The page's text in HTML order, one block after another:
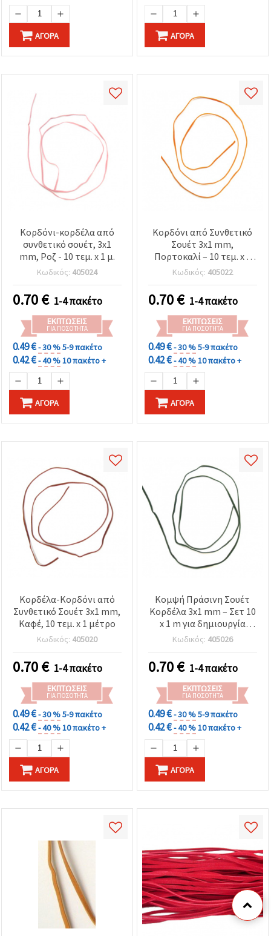
ΑΓΟΡΆ ΑΓΟΡΆ
Κορδόνι-κορδέλα από
συνθετικό σουέτ, 3x1
mm, Ροζ - 10 τεμ. x 1 μ.
Κωδικός: 405024
0.70€ 1-4 πακέτο
ΕΚΠΤΏΣΕΙΣ
ΓΙΑ ΠΟΣΌΤΗΤΑ
0.49 €- 30 %5-9 πακέτο
0.42 €- 40 %10 πακέτο +
ΑΓΟΡΆ
Κορδόνι από Συνθετικό
Σουέτ 3x1 mm,
Πορτοκαλί – 10 τεμ. x 1
μέτρο
Κωδικός: 405022
0.70€ 1-4 πακέτο
ΕΚΠΤΏΣΕΙΣ
ΓΙΑ ΠΟΣΌΤΗΤΑ
0.49 €- 30 %5-9 πακέτο
0.42 €- 40 %10 πακέτο +
ΑΓΟΡΆ
Κορδέλα-Κορδόνι από
Συνθετικό Σουέτ 3x1 mm,
Καφέ, 10 τεμ. x 1 μέτρο
Κωδικός: 405020
0.70€ 1-4 πακέτο
ΕΚΠΤΏΣΕΙΣ
ΓΙΑ ΠΟΣΌΤΗΤΑ
0.49 €- 30 %5-9 πακέτο
0.42 €- 40 %10 πακέτο +
ΑΓΟΡΆ
Κομψή Πράσινη Σουέτ
Κορδέλα 3x1 mm – Σετ 10
x 1 m για δημιουργία
κοσμημάτων,
χειροποίητες κατασκευές
& στιλάτες DIY
δημιουργίες
Κωδικός: 405026
0.70€ 1-4 πακέτο
ΕΚΠΤΏΣΕΙΣ
ΓΙΑ ΠΟΣΌΤΗΤΑ
0.49 €- 30 %5-9 πακέτο
0.42 €- 40 %10 πακέτο +
ΑΓΟΡΆ